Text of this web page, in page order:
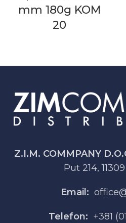
mm 180g KOM
20
Z.I.M. COMMPANY
Put 214,
Email:
Telefon: +381